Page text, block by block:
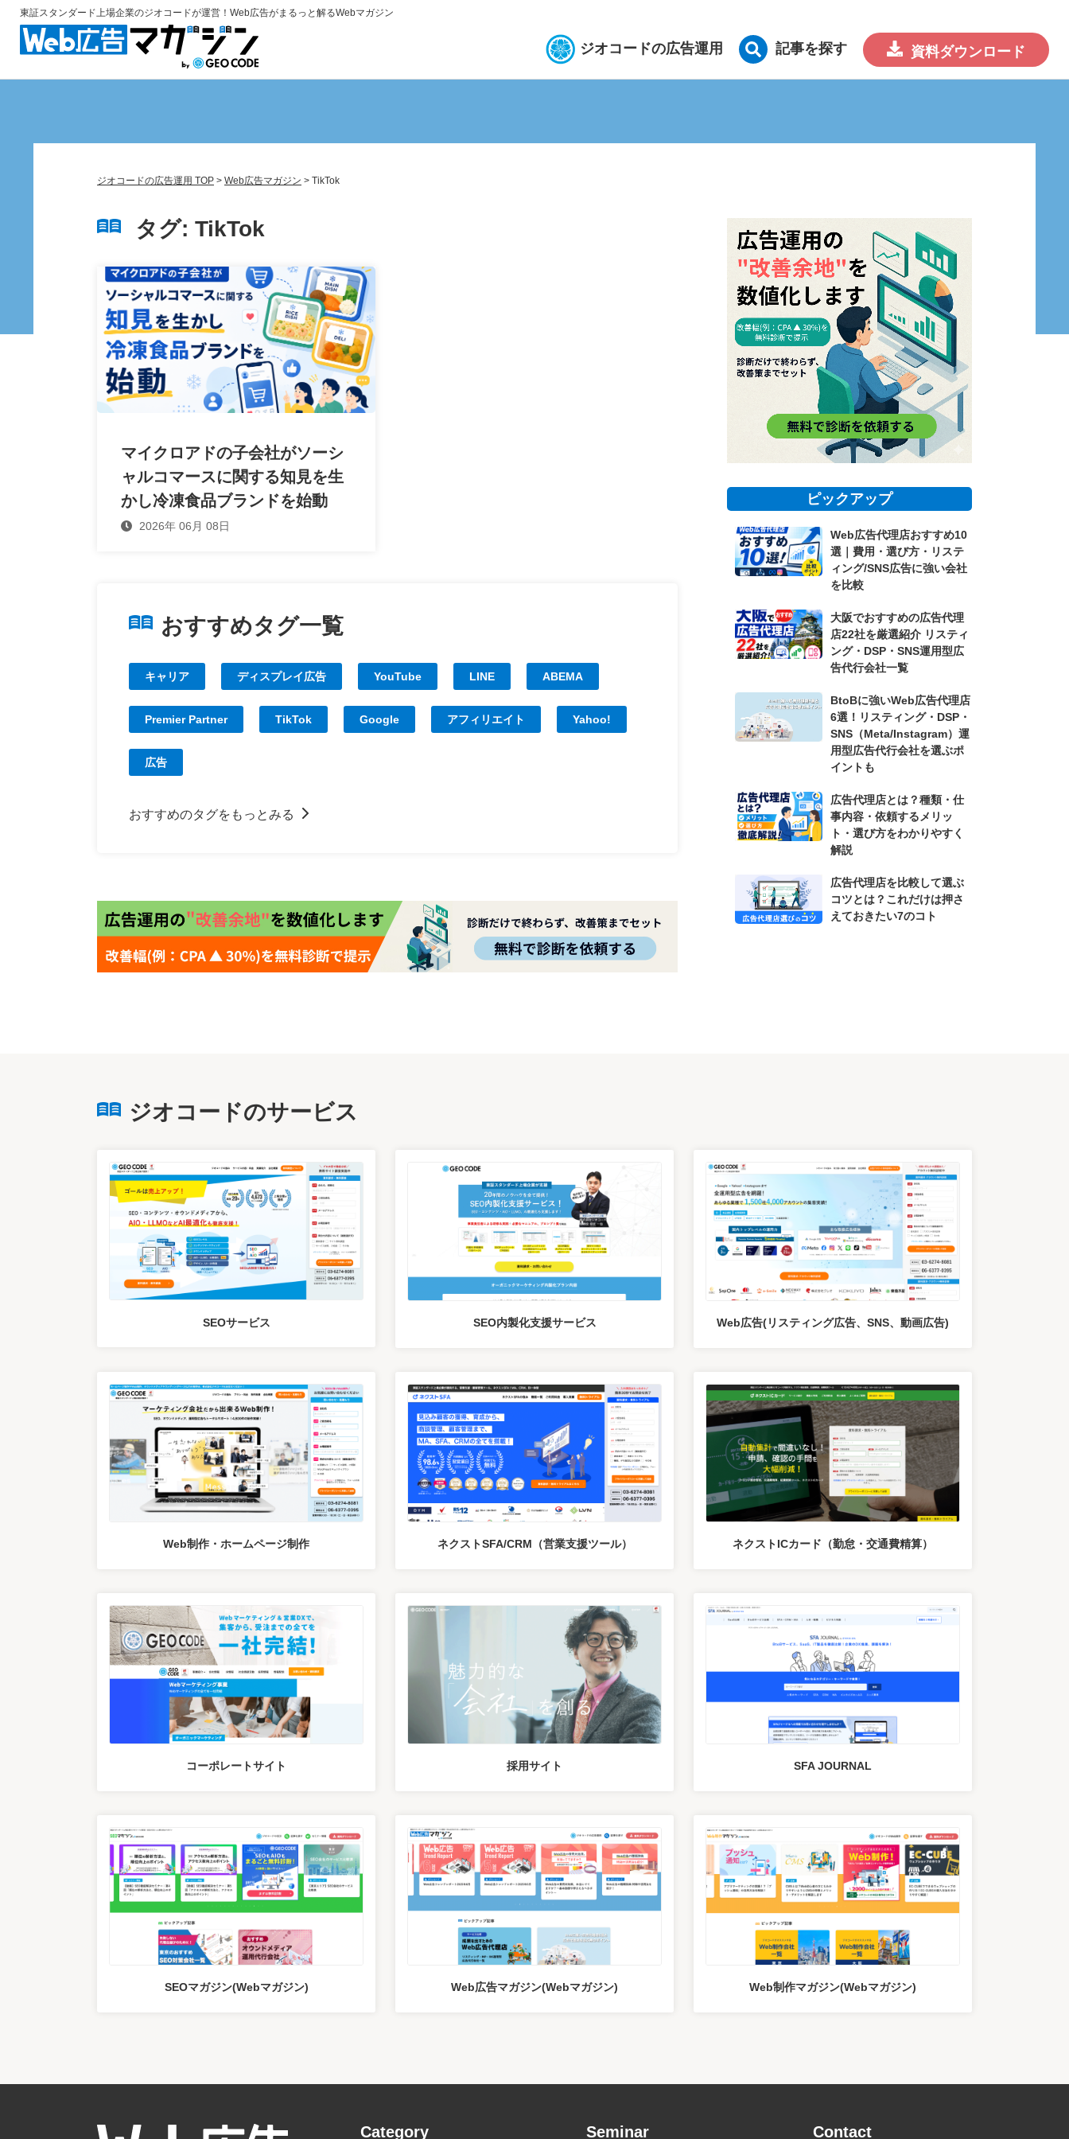
東証スタンダード上場企業のジオコードが運営！ Web広告がまるっと解るWebマガジン
資料ダウンロード
記事を探す
ジオコードの広告運用
ジオコードの広告運用 TOP > Web広告マガジン > TikTok
タグ: TikTok
マイクロアドの子会社がソーシ
ャルコマースに関する知見を生
かし冷凍食品ブランドを始動
2026年 06月 08日
おすすめタグ一覧
キャリア ディスプレイ広告 YouTube LINE ABEMA
Premier Partner TikTok Google アフィリエイト Yahoo!
広告
おすすめのタグをもっとみる
ピックアップ
Web広告代理店おすすめ10
選｜費用・選び方・リステ
ィング/SNS広告に強い会社
を比較
大阪でおすすめの広告代理
店22社を厳選紹介 リスティ
ング・DSP・SNS運用型広
告代行会社一覧
BtoBに強いWeb広告代理店
6選！リスティング・DSP・
SNS（Meta/Instagram）運
用型広告代行会社を選ぶポ
イントも
広告代理店とは？種類・仕
事内容・依頼するメリッ
ト・選び方をわかりやすく
解説
広告代理店を比較して選ぶ
コツとは？これだけは押さ
えておきたい7のコト
ジオコードのサービス
SEOサービス SEO内製化支援サービス Web広告(リスティング広告、SNS、動画広告)
Web制作・ホームページ制作 ネクストSFA/CRM（営業支援ツール） ネクストICカード（勤怠・交通費精算）
コーポレートサイト 採用サイト SFA JOURNAL
SEOマガジン(Webマガジン) Web広告マガジン(Webマガジン) Web制作マガジン(Webマガジン)
Category Seminar Contact